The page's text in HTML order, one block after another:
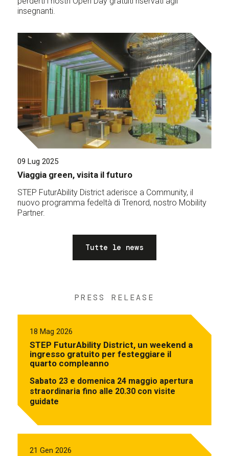
insegnanti.
09 Lug 2025
Viaggia green, visita il futuro
STEP FuturAbility District aderisce a Community, il
nuovo programma fedeltà di Trenord, nostro Mobility
Partner.
Tutte le news
PRESS RELEASE
18 Mag 2026
STEP FuturAbility District, un weekend a
ingresso gratuito per festeggiare il
quarto compleanno
Sabato 23 e domenica 24 maggio apertura
straordinaria fino alle 20.30 con visite
guidate
21 Gen 2026